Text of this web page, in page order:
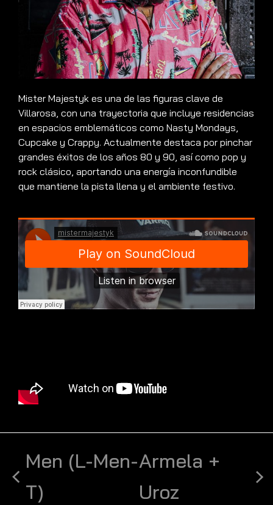
Mister Majestyk es una de las figuras clave de
Villarosa, con una trayectoria que incluye residencias
en espacios emblemáticos como Nasty Mondays,
Cupcake y Crappy. Actualmente destaca por pinchar
grandes éxitos de los años 80 y 90, así como pop y
rock clásico, aportando una energía inconfundible
que mantiene la pista llena y el ambiente festivo.
Men (L-Men-
T)
Armela +
Uroz